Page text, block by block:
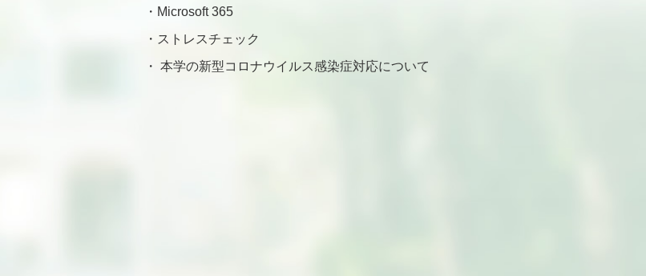
Microsoft 365
ストレスチェック
本学の新型コロナウイルス感染症対応について